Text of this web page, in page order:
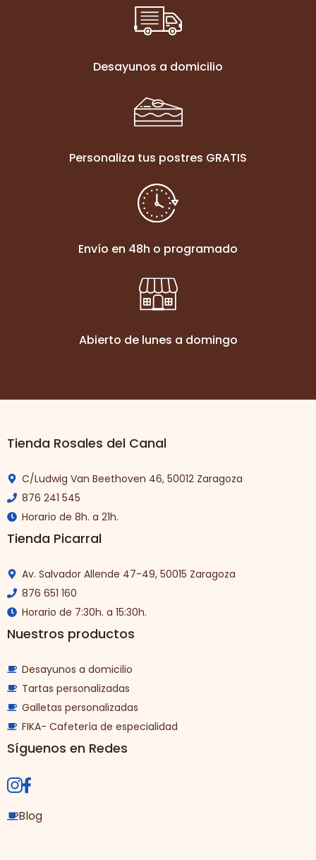
Desayunos a domicilio
Personaliza tus postres GRATIS
Envío en 48h o programado
Abierto de lunes a domingo
Tienda Rosales del Canal
C/Ludwig Van Beethoven 46, 50012 Zaragoza
876 241 545
Horario de 8h. a 21h.
Tienda Picarral
Av. Salvador Allende 47-49, 50015 Zaragoza
876 651 160
Horario de 7:30h. a 15:30h.
Nuestros productos
Desayunos a domicilio
Tartas personalizadas
Galletas personalizadas
FIKA- Cafetería de especialidad
Síguenos en Redes
Blog